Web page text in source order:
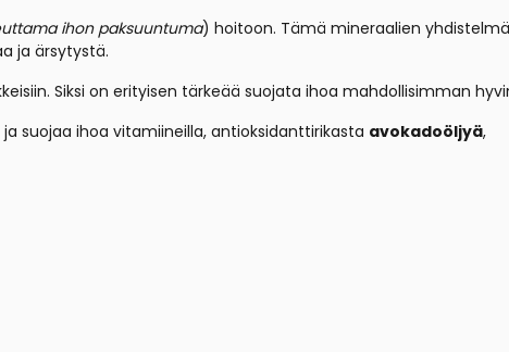
ihon paksuuntuma) hoitoon. Tämä mineraalien
ja ärsytystä.
Siksi on erityisen tärkeää suojata ihoa mahdollisimman
suojaa ihoa vitamiineilla, antioksidanttirikasta avokadoöljyä,